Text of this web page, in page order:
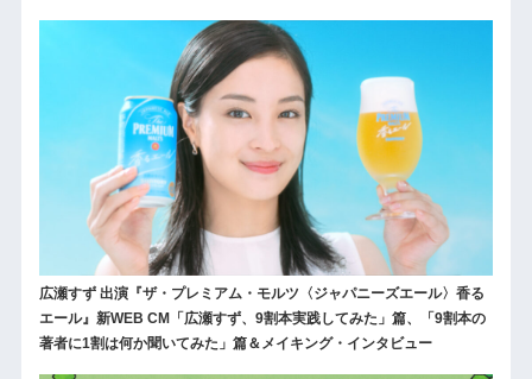
広瀬すず 出演『ザ・プレミアム・モルツ〈ジャパニーズエール〉香る
エール』新WEB CM「広瀬すず、9割本実践してみた」篇、「9割本の
著者に1割は何か聞いてみた」篇＆メイキング・インタビュー